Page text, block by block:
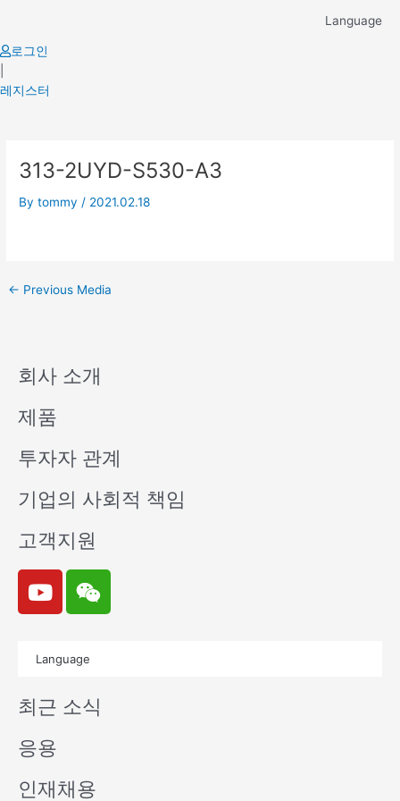
content
Language
로그인
레지스터
313-2UYD-S530-A3
Bytommy / 2021.02.18
navigation
← Previous Media
회사 소개
제품
투자자 관계
기업의 사회적 책임
고객지원
Y
o
u
e
W
e
i
n
Language
최근 소식
응용
인재채용